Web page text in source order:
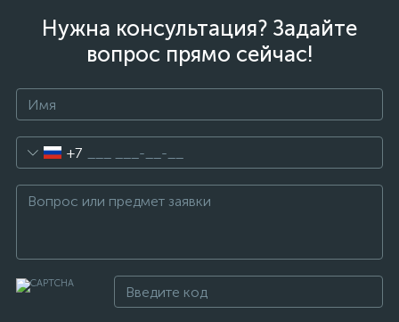
Нужна консультация? Задайте
вопрос прямо сейчас!
+7